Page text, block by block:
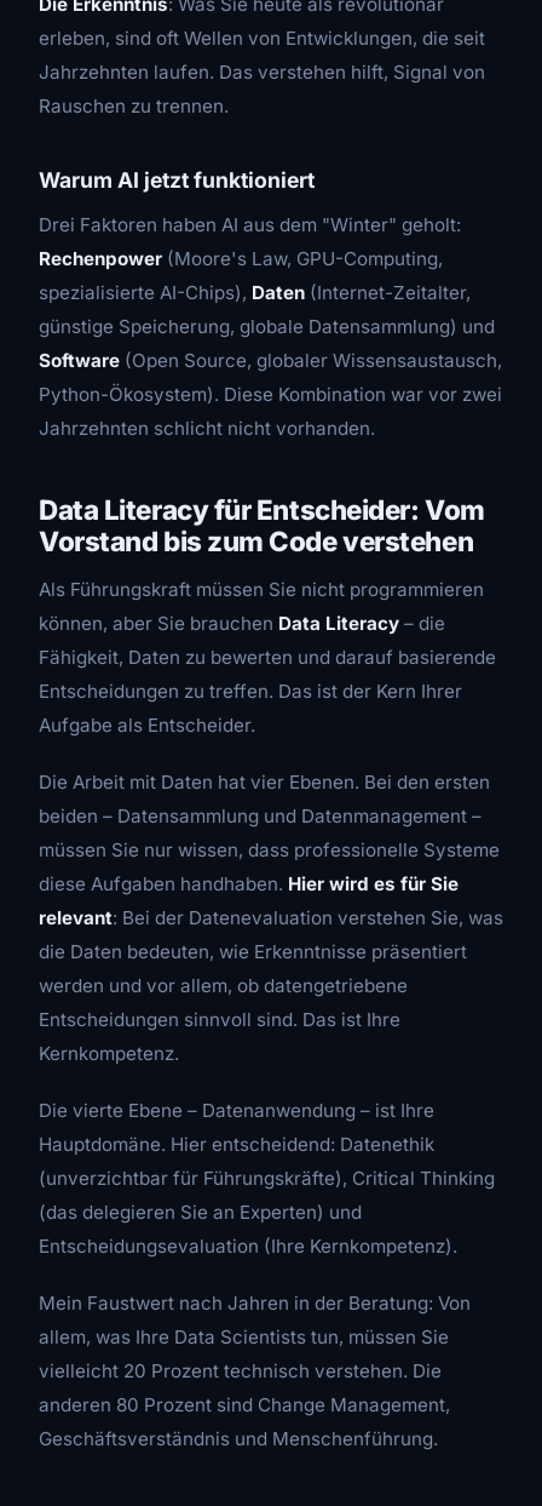
erleben, sind oft Wellen von Entwicklungen, die seit
Jahrzehnten laufen. Das verstehen hilft, Signal von
Rauschen zu trennen.
Warum AI jetzt funktioniert
Drei Faktoren haben AI aus dem "Winter" geholt:
Rechenpower (Moore's Law, GPU-Computing,
spezialisierte AI-Chips), Daten (Internet-Zeitalter,
günstige Speicherung, globale Datensammlung) und
Software (Open Source, globaler Wissensaustausch,
Python-Ökosystem). Diese Kombination war vor zwei
Jahrzehnten schlicht nicht vorhanden.
Data Literacy für Entscheider: Vom
Vorstand bis zum Code verstehen
Als Führungskraft müssen Sie nicht programmieren
können, aber Sie brauchen Data Literacy – die
Fähigkeit, Daten zu bewerten und darauf basierende
Entscheidungen zu treffen. Das ist der Kern Ihrer
Aufgabe als Entscheider.
Die Arbeit mit Daten hat vier Ebenen. Bei den ersten
beiden – Datensammlung und Datenmanagement –
müssen Sie nur wissen, dass professionelle Systeme
diese Aufgaben handhaben. Hier wird es für Sie
relevant: Bei der Datenevaluation verstehen Sie, was
die Daten bedeuten, wie Erkenntnisse präsentiert
werden und vor allem, ob datengetriebene
Entscheidungen sinnvoll sind. Das ist Ihre
Kernkompetenz.
Die vierte Ebene – Datenanwendung – ist Ihre
Hauptdomäne. Hier entscheidend: Datenethik
(unverzichtbar für Führungskräfte), Critical Thinking
(das delegieren Sie an Experten) und
Entscheidungsevaluation (Ihre Kernkompetenz).
Mein Faustwert nach Jahren in der Beratung: Von
allem, was Ihre Data Scientists tun, müssen Sie
vielleicht 20 Prozent technisch verstehen. Die
anderen 80 Prozent sind Change Management,
Geschäftsverständnis und Menschenführung.